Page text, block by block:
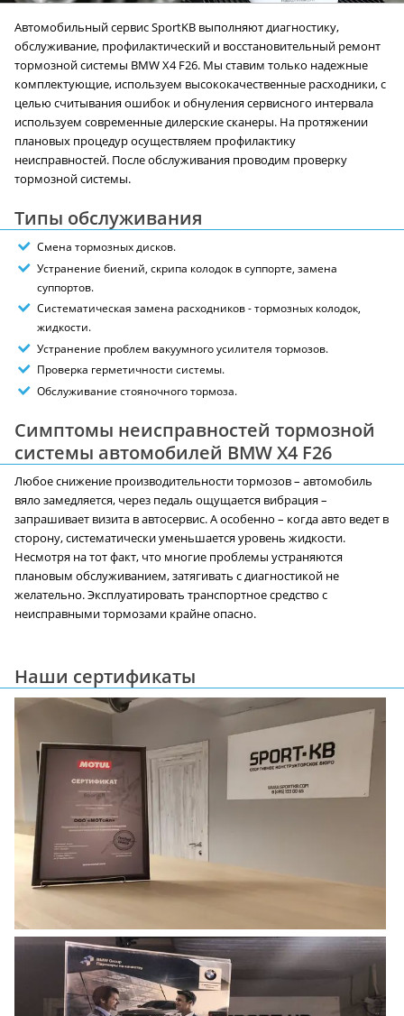
Автомобильный сервис SportKB выполняют диагностику,
обслуживание, профилактический и восстановительный ремонт
тормозной системы BMW X4 F26. Мы ставим только надежные
комплектующие, используем высококачественные расходники, с
целью считывания ошибок и обнуления сервисного интервала
используем современные дилерские сканеры. На протяжении
плановых процедур осуществляем профилактику
неисправностей. После обслуживания проводим проверку
тормозной системы.
Типы обслуживания
Смена тормозных дисков.
Устранение биений, скрипа колодок в суппорте, замена
суппортов.
Систематическая замена расходников - тормозных колодок,
жидкости.
Устранение проблем вакуумного усилителя тормозов.
Проверка герметичности системы.
Обслуживание стояночного тормоза.
Симптомы неисправностей тормозной
системы автомобилей BMW X4 F26
Любое снижение производительности тормозов – автомобиль
вяло замедляется, через педаль ощущается вибрация –
запрашивает визита в автосервис. А особенно – когда авто ведет в
сторону, систематически уменьшается уровень жидкости.
Несмотря на тот факт, что многие проблемы устраняются
плановым обслуживанием, затягивать с диагностикой не
желательно. Эксплуатировать транспортное средство с
неисправными тормозами крайне опасно.
Наши сертификаты